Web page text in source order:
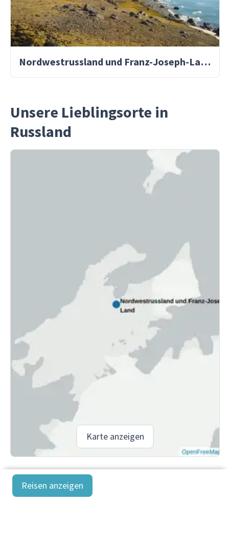
Nordwestrussland und Franz-Joseph-Land
Unsere Lieblingsorte in
Russland
Karte anzeigen
Reisen anzeigen